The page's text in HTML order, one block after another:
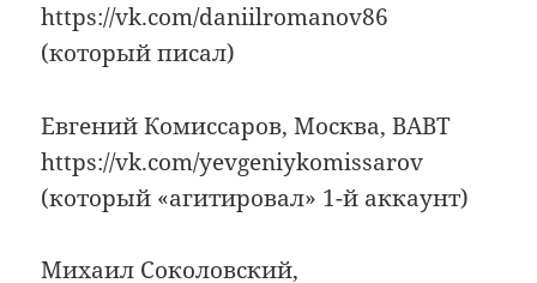
https://vk.com/daniilromanov86
(который писал)
Евгений Комиссаров, Москва, ВАВТ
https://vk.com/yevgeniykomissarov
(который «агитировал» 1-й аккаунт)
Михаил Соколовский,